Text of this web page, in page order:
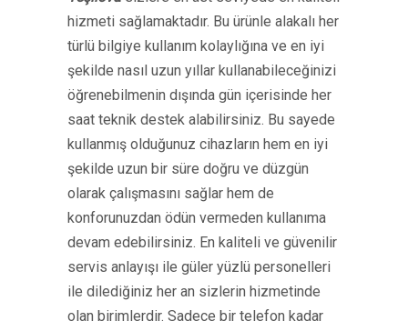
hizmeti sağlamaktadır. Bu ürünle alakalı her
türlü bilgiye kullanım kolaylığına ve en iyi
şekilde nasıl uzun yıllar kullanabileceğinizi
öğrenebilmenin dışında gün içerisinde her
saat teknik destek alabilirsiniz. Bu sayede
kullanmış olduğunuz cihazların hem en iyi
şekilde uzun bir süre doğru ve düzgün
olarak çalışmasını sağlar hem de
konforunuzdan ödün vermeden kullanıma
devam edebilirsiniz. En kaliteli ve güvenilir
servis anlayışı ile güler yüzlü personelleri
ile dilediğiniz her an sizlerin hizmetinde
olan birimlerdir. Sadece bir telefon kadar